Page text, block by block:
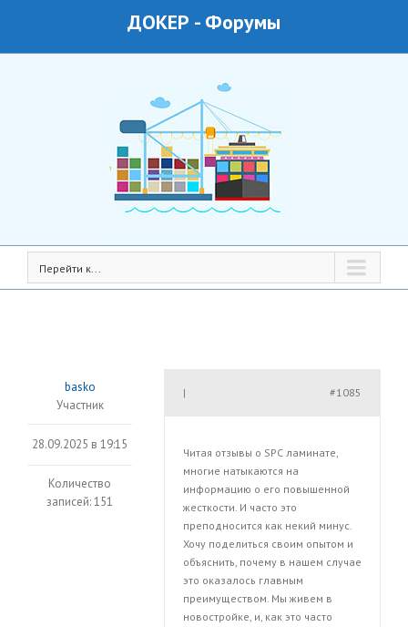
ДОКЕР - Форумы
Перейти к...
basko
Участник
28.09.2025 в 19:15
Количество
записей: 151
#1085
|
Читая отзывы о SPC ламинате,
многие натыкаются на
информацию о его повышенной
жесткости. И часто это
преподносится как некий минус.
Хочу поделиться своим опытом и
объяснить, почему в нашем случае
это оказалось главным
преимуществом. Мы живем в
новостройке, и, как это часто